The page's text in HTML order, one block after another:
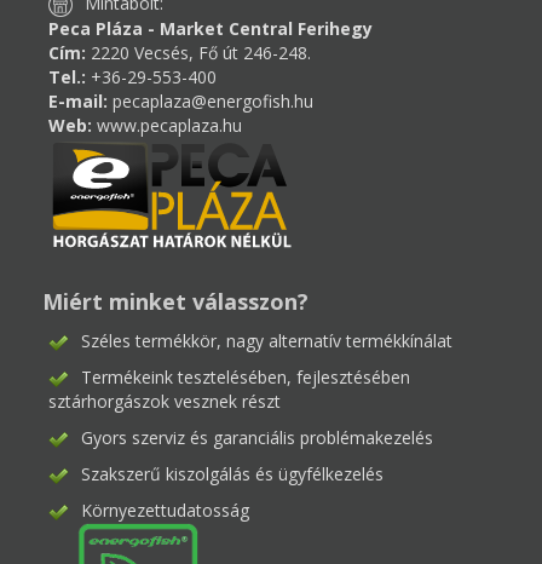
Peca Pláza - Market Central Ferihegy
Cím: 2220 Vecsés, Fő út 246-248.
Tel.: +36-29-553-400
E-mail: pecaplaza@energofish.hu
Web: www.pecaplaza.hu
Miért minket válasszon?
Széles termékkör, nagy alternatív termékkínálat
Termékeink tesztelésében, fejlesztésében
sztárhorgászok vesznek részt
Gyors szerviz és garanciális problémakezelés
Szakszerű kiszolgálás és ügyfélkezelés
Környezettudatosság